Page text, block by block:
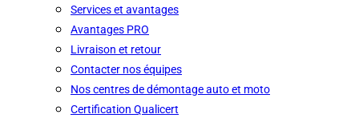
Services et avantages
Avantages PRO
Livraison et retour
Contacter nos équipes
Nos centres de démontage auto et moto
Certification Qualicert